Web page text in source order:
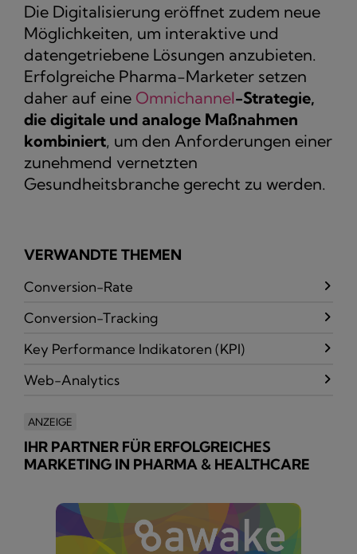
Die Digitalisierung eröffnet zudem neue
Möglichkeiten, um interaktive und
datengetriebene Lösungen anzubieten.
Erfolgreiche Pharma-Marketer setzen
daher auf eine Omnichannel-Strategie,
die digitale und analoge Maßnahmen
kombiniert, um den Anforderungen einer
zunehmend vernetzten
Gesundheitsbranche gerecht zu werden.
VERWANDTE THEMEN
Conversion-Rate
Conversion-Tracking
Key Performance Indikatoren (KPI)
Web-Analytics
ANZEIGE
IHR PARTNER FÜR ERFOLGREICHES
MARKETING IN PHARMA & HEALTHCARE